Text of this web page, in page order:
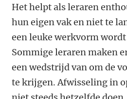
Het helpt als leraren
hun eigen vak en niet te
een leuke werkvorm
Sommige leraren maken
een wedstrijd van om de
te krijgen. Afwisseling in